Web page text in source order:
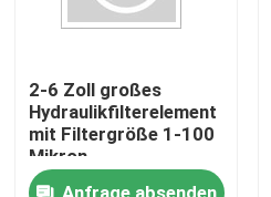
Nach Hause
2-6 Zoll großes
Hydraulikfilterelement
mit Filtergröße 1-100
Mikron
Anfrage absenden